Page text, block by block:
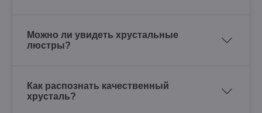
Можно ли увидеть хрустальные
люстры?
Как распознать качественный
хрусталь?